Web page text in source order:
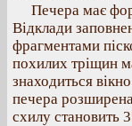
Печера має
Відклади
фрагментами
похилих тріщин
знаходиться
печера
схилу становить